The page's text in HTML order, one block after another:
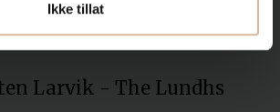
Ikke tillat
Larvik - The Lundhs